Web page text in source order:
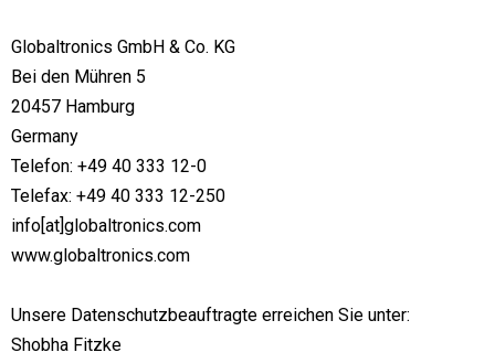
Globaltronics GmbH & Co. KG
Bei den Mühren 5
20457 Hamburg
Germany
Telefon: +49 40 333 12-0
Telefax: +49 40 333 12-250
info[at]globaltronics.com
www.globaltronics.com
Unsere Datenschutzbeauftragte erreichen Sie unter:
Shobha Fitzke